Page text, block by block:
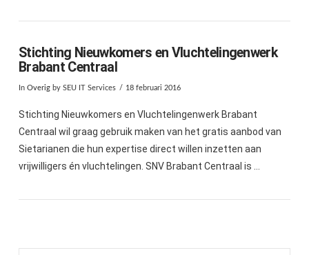
Stichting Nieuwkomers en Vluchtelingenwerk
Brabant Centraal
In Overigby SEU IT Services 18 februari 2016
Stichting Nieuwkomers en Vluchtelingenwerk Brabant
Centraal wil graag gebruik maken van het gratis aanbod van
Sietarianen die hun expertise direct willen inzetten aan
vrijwilligers én vluchtelingen. SNV Brabant Centraal is …